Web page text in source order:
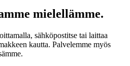
mielellämme.
sähköpostitse tai laittaa
kautta. Palvelemme myös